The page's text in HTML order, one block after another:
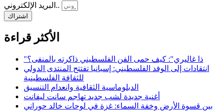
البريد الإلكتروني..
اشتراك
الأكثر قراءة
"ذا غاليري": كيف حمى الفن الفلسطيني ذاكرته بالمنفى؟
انتقادات إلى الوفد الفلسطيني: إسبانيا تفتتح المنتدى الدولي
للثقافة الفلسطينية
الدبلوماسية الثقافية وانعدام التنسيق
أغنية جديدة لشب جديد تهاجم سانت ليفانت
بين قسوة الأرض وخفة السماء: غزة في لوحات خالد حوراني